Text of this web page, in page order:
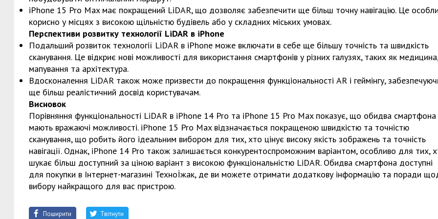
iPhone 15 Pro Max має покращений LiDAR, що дозволяє забезпечити ще більш точну навігацію. Це
корисно у місцях з високою щільністю будівель або у складних міських умовах.
Перспективи розвитку технології LiDAR в iPhone
Подальший розвиток технології LiDAR в iPhone може включати в себе ще більшу точність та швидкість
сканування. Це відкриє нові можливості для використання смартфонів у різних галузях, таких як медицина,
мапування та архітектура.
Вдосконалення LiDAR також може призвести до покращення функціональності AR і геймінгу,
ще більш реалістичний досвід користувачам.
Висновок
Порівняння функціональності LiDAR в iPhone 14 Pro та iPhone 15 Pro Max показує, що обидва смартфона
мають вражаючі можливості. iPhone 15 Pro Max відзначається покращеною швидкістю та точністю
сканування, що робить його ідеальним вибором для тих, хто цінує високу якість зображень та точність
навігації. Однак, iPhone 14 Pro також залишається конкурентоспроможним варіантом, особливо для тих,
шукає більш доступний за ціною варіант з високою функціональністю LiDAR. Обидва смартфона доступні
для покупки в Інтернет-магазині ТехноЇжак, де ви можете отримати додаткову інформацію та поради
вибору найкращого для вас пристрою.
Поширити Твітнути